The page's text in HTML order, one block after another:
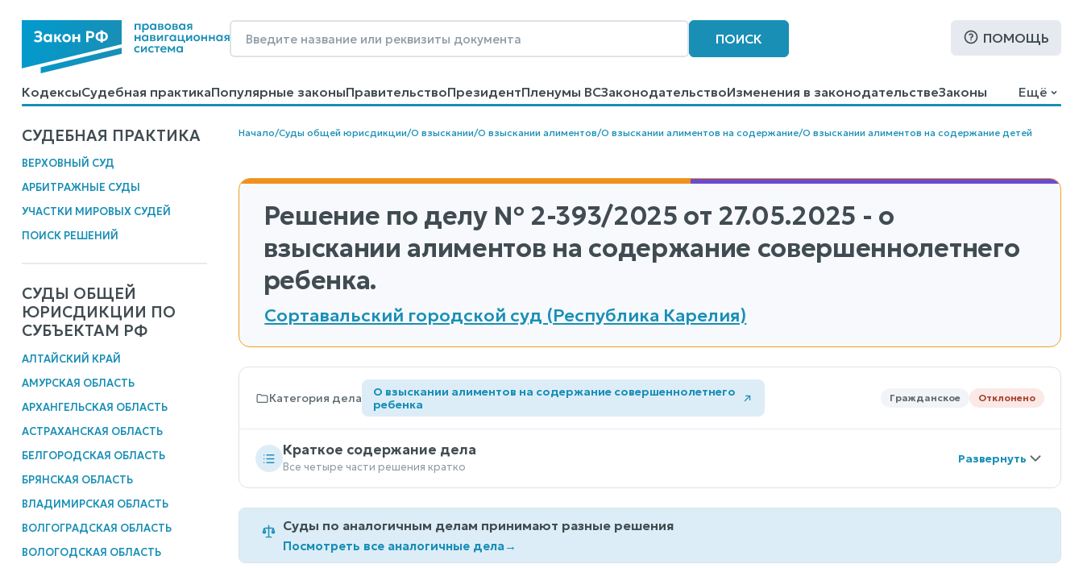
ПОИСК ПОМОЩЬ
КодексыСудебная практикаПопулярные законыПравительствоПрезидентПленумы ВСЗаконодательствоИзменения в законодательствеЗаконы
КалькуляторыСправочные материалыОбразцы договоровКонтактыПомощьПоиск
Ещё
СУДЕБНАЯ ПРАКТИКА
ВЕРХОВНЫЙ СУД
АРБИТРАЖНЫЕ СУДЫ
УЧАСТКИ МИРОВЫХ СУДЕЙ
ПОИСК РЕШЕНИЙ
СУДЫ ОБЩЕЙ
ЮРИСДИКЦИИ ПО
СУБЪЕКТАМ РФ
АЛТАЙСКИЙ КРАЙ
АМУРСКАЯ ОБЛАСТЬ
АРХАНГЕЛЬСКАЯ ОБЛАСТЬ
АСТРАХАНСКАЯ ОБЛАСТЬ
БЕЛГОРОДСКАЯ ОБЛАСТЬ
БРЯНСКАЯ ОБЛАСТЬ
ВЛАДИМИРСКАЯ ОБЛАСТЬ
ВОЛГОГРАДСКАЯ ОБЛАСТЬ
ВОЛОГОДСКАЯ ОБЛАСТЬ
Начало/Суды общей юрисдикции/О взыскании/О взыскании алиментов/О взыскании алиментов на содержание/О взыскании алиментов на содержание детей
Решение по делу № 2-393/2025 от 27.05.2025 - о
взыскании алиментов на содержание совершеннолетнего
ребенка.
Сортавальский городской суд (Республика Карелия)
Категория дела
О взыскании алиментов на содержание совершеннолетнего
ребенка
Гражданское Отклонено
Краткое содержание дела
Все четыре части решения кратко
Суды по аналогичным делам принимают разные решения
Посмотреть все аналогичные дела→